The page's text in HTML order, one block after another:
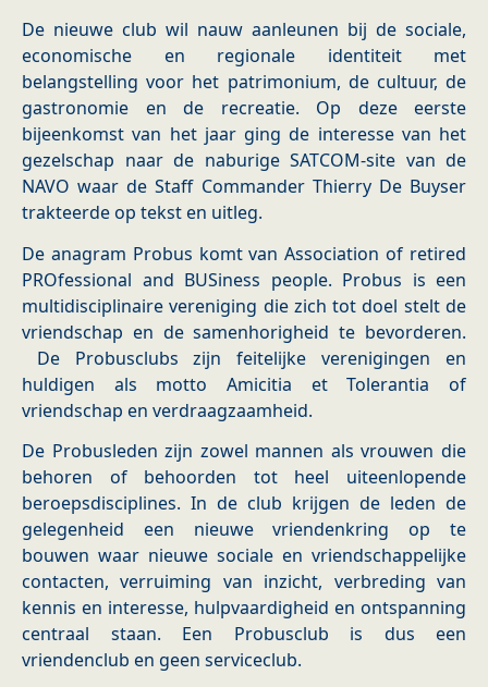
De nieuwe club wil nauw aanleunen bij de sociale,
economische en regionale identiteit met
belangstelling voor het patrimonium, de cultuur, de
gastronomie en de recreatie. Op deze eerste
bijeenkomst van het jaar ging de interesse van het
gezelschap naar de naburige SATCOM-site van de
NAVO waar de Staff Commander Thierry De Buyser
trakteerde op tekst en uitleg.
De anagram Probus komt van Association of retired
PROfessional and BUSiness people. Probus is een
multidisciplinaire vereniging die zich tot doel stelt de
vriendschap en de samenhorigheid te bevorderen.
De Probusclubs zijn feitelijke verenigingen en
huldigen als motto Amicitia et Tolerantia of
vriendschap en verdraagzaamheid.
De Probusleden zijn zowel mannen als vrouwen die
behoren of behoorden tot heel uiteenlopende
beroepsdisciplines. In de club krijgen de leden de
gelegenheid een nieuwe vriendenkring op te
bouwen waar nieuwe sociale en vriendschappelijke
contacten, verruiming van inzicht, verbreding van
kennis en interesse, hulpvaardigheid en ontspanning
centraal staan. Een Probusclub is dus een
vriendenclub en geen serviceclub.